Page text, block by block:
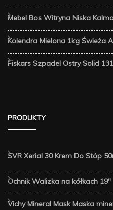
Mebel Bos Witryna Niska
Kolendra Mielona 1kg Świeża
Fiskars Szpadel Ostry Solid
PRODUKTY
SVR Xerial 30 Krem Do Stóp
Ochnik Walizka na kółkach
Vichy Mineral Mask Maska